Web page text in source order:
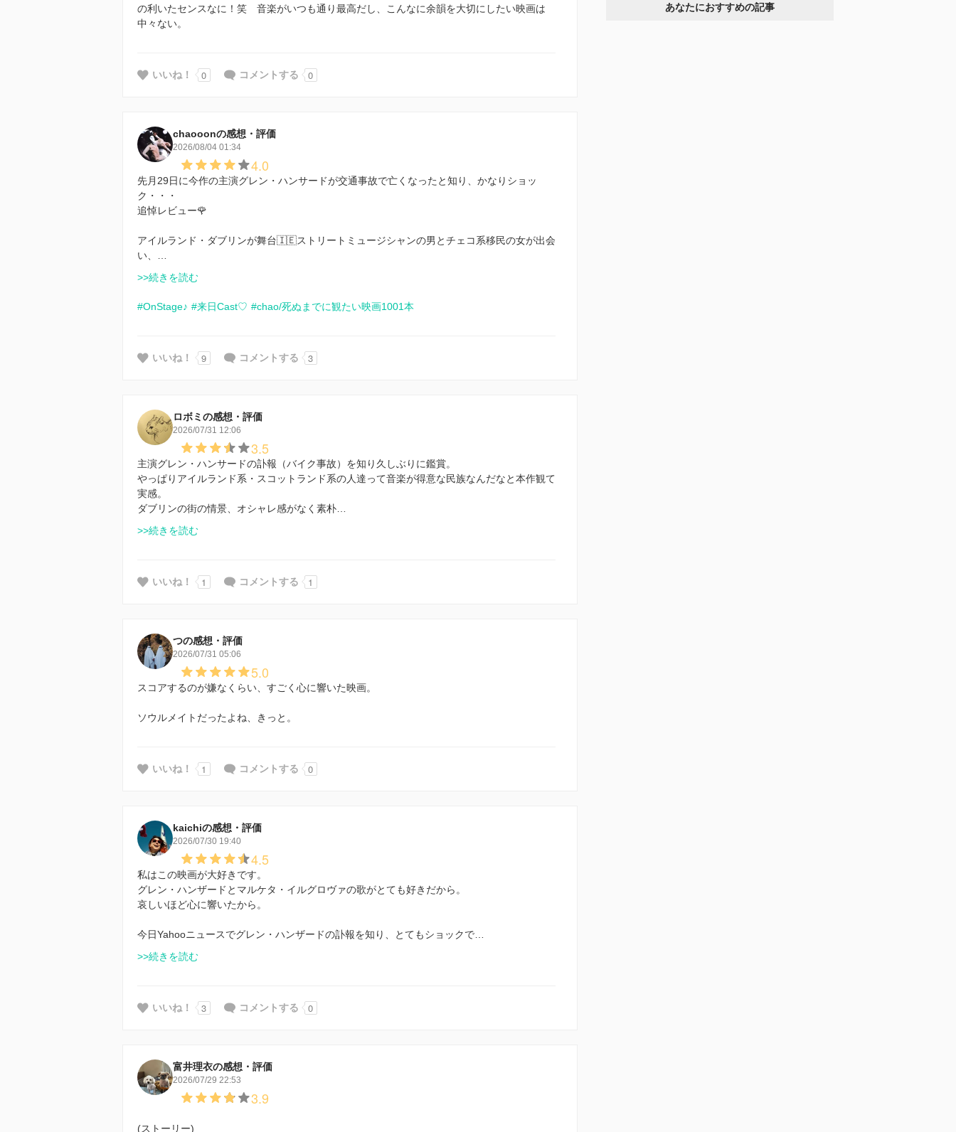
の利いたセンスなに！笑 音楽がいつも通り最高だし、こんなに余韻を大切にしたい映画は
中々ない。
いいね！ 0 コメントする 0
chaooonの感想・評価
2026/08/04 01:34
4.0
先月29日に今作の主演グレン・ハンサードが交通事故で亡くなったと知り、かなりショッ
ク・・・
追悼レビュー🌹
アイルランド・ダブリンが舞台🇮🇪ストリートミュージシャンの男とチェコ系移民の女が出会
い、…
>>続きを読む
#OnStage♪ #来日Cast♡ #chao/死ぬまでに観たい映画1001本
いいね！ 9 コメントする 3
ロボミの感想・評価
2026/07/31 12:06
3.5
主演グレン・ハンサードの訃報（バイク事故）を知り久しぶりに鑑賞。
やっぱりアイルランド系・スコットランド系の人達って音楽が得意な民族なんだなと本作観て
実感。
ダブリンの街の情景、オシャレ感がなく素朴…
>>続きを読む
いいね！ 1 コメントする 1
つの感想・評価
2026/07/31 05:06
5.0
スコアするのが嫌なくらい、すごく心に響いた映画。
ソウルメイトだったよね、きっと。
いいね！ 1 コメントする 0
kaichiの感想・評価
2026/07/30 19:40
4.5
私はこの映画が大好きです。
グレン・ハンザードとマルケタ・イルグロヴァの歌がとても好きだから。
哀しいほど心に響いたから。
今日Yahooニュースでグレン・ハンザードの訃報を知り、とてもショックで…
>>続きを読む
いいね！ 3 コメントする 0
富井理衣の感想・評価
2026/07/29 22:53
3.9
(ストーリー)
あなたにおすすめの記事